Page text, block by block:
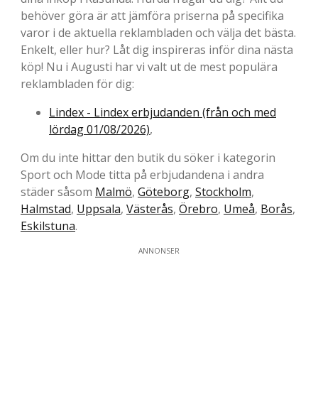
behöver göra är att jämföra priserna på specifika
varor i de aktuella reklambladen och välja det bästa.
Enkelt, eller hur? Låt dig inspireras inför dina nästa
köp! Nu i Augusti har vi valt ut de mest populära
reklambladen för dig:
Lindex - Lindex erbjudanden (från och med
lördag 01/08/2026),
Om du inte hittar den butik du söker i kategorin
Sport och Mode titta på erbjudandena i andra
städer såsom Malmö, Göteborg, Stockholm,
Halmstad, Uppsala, Västerås, Örebro, Umeå, Borås,
Eskilstuna.
ANNONSER